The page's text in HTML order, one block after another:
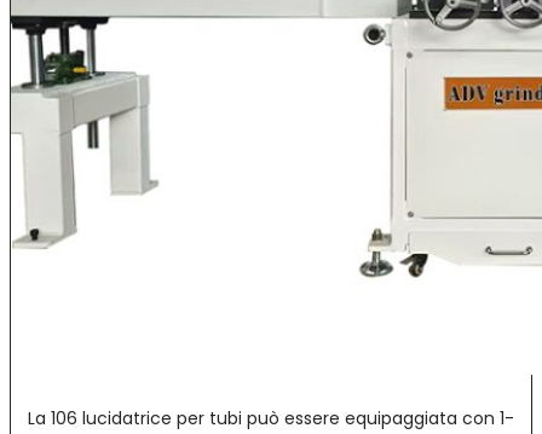
La 106 lucidatrice per tubi può essere equipaggiata con 1-